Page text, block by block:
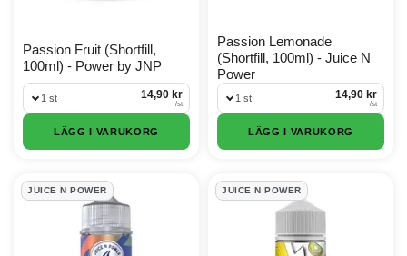
Passion Fruit (Shortfill,
100ml) - Power by JNP
1 st 14,90 kr
/st
LÄGG I VARUKORG
Passion Lemonade
(Shortfill, 100ml) - Juice N
Power
1 st 14,90 kr
/st
LÄGG I VARUKORG
JUICE N POWER JUICE N POWER